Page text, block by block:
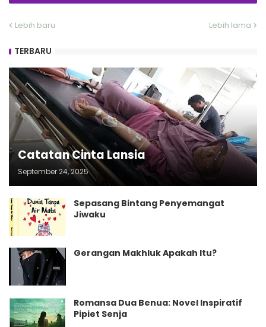
Lebih baru Lebih lama
TERBARU
Catatan Cinta Lansia
September 24, 2025
Sepasang Bintang Penyemangat
Jiwaku
Gerangan Makhluk Apakah Itu?
Romansa Dua Benua: Novel Inspiratif
Pipiet Senja